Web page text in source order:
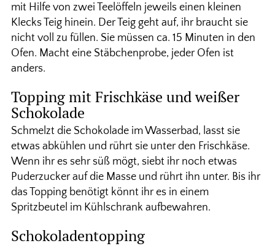
mit Hilfe von zwei Teelöffeln jeweils einen kleinen
Klecks Teig hinein. Der Teig geht auf, ihr braucht sie
nicht voll zu füllen. Sie müssen ca. 15 Minuten in den
Ofen. Macht eine Stäbchenprobe, jeder Ofen ist
anders.
Topping mit Frischkäse und weißer
Schokolade
Schmelzt die Schokolade im Wasserbad, lasst sie
etwas abkühlen und rührt sie unter den Frischkäse.
Wenn ihr es sehr süß mögt, siebt ihr noch etwas
Puderzucker auf die Masse und rührt ihn unter. Bis ihr
das Topping benötigt könnt ihr es in einem
Spritzbeutel im Kühlschrank aufbewahren.
Schokoladentopping